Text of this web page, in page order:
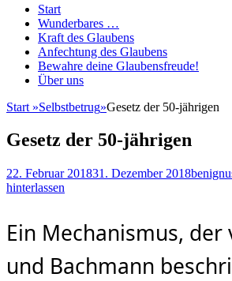
Zum
Inhalt
springen
Start
Wunderbares …
Kraft des Glaubens
Anfechtung des Glaubens
Bewahre deine Glaubensfreude!
Über uns
Start »Selbstbetrug»Gesetz der 50-jährigen
Gesetz der 50-jährigen
Posted
on
22. Februar 201831. Dezember 2018Autor
hinterlassen
Ein Mechanismus, der
und Bachmann